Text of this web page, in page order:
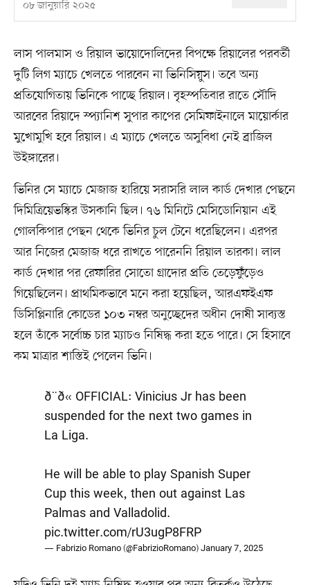
০৮ জানুয়ারি ২০২৫
লাস পালমাস ও রিয়াল ভায়োদোলিদের বিপক্ষে রিয়ালের পরবর্তী
দুটি লিগ ম্যাচে খেলতে পারবেন না ভিনিসিয়ুস। তবে অন্য
প্রতিযোগিতায় ভিনিকে পাচ্ছে রিয়াল। বৃহস্পতিবার রাতে সৌদি
আরবের রিয়াদে স্প্যানিশ সুপার কাপের সেমিফাইনালে মায়োর্কার
মুখোমুখি হবে রিয়াল। এ ম্যাচে খেলতে অসুবিধা নেই ব্রাজিল
উইঙ্গারের।
ভিনির সে ম্যাচে মেজাজ হারিয়ে সরাসরি লাল কার্ড দেখার পেছনে
দিমিত্রিয়েভস্কির উসকানি ছিল। ৭৬ মিনিটে মেসিডোনিয়ান এই
গোলকিপার পেছন থেকে ভিনির চুল টেনে ধরেছিলেন। এরপর
আর নিজের মেজাজ ধরে রাখতে পারেননি রিয়াল তারকা। লাল
কার্ড দেখার পর রেফারির সোতো গ্রাদোর প্রতি তেড়েফুঁড়েও
গিয়েছিলেন। প্রাথমিকভাবে মনে করা হয়েছিল, আরএফইএফ
ডিসিপ্লিনারি কোডের ১০৩ নম্বর অনুচ্ছেদের অধীন দোষী সাব্যস্ত
হলে তাঁকে সর্বোচ্চ চার ম্যাচও নিষিদ্ধ করা হতে পারে। সে হিসাবে
কম মাত্রার শাস্তিই পেলেন ভিনি।
ð¨ð« OFFICIAL: Vinicius Jr has been
suspended for the next two games in
La Liga.
He will be able to play Spanish Super
Cup this week, then out against Las
Palmas and Valladolid.
pic.twitter.com/rU3ugP8FRP
— Fabrizio Romano (@FabrizioRomano)January 7, 2025